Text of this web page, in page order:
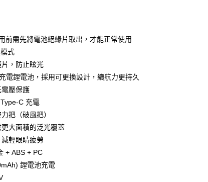
期 NT$430 21家銀行
行
行
兆豐國際商業銀行
行
業銀行
永豐商業銀行
行
公司
期
行
彰化商業銀行
行
行
業銀行
遠東國際商業銀行
公司
前需先將電池絕緣片取出，才能正常使用
式
，防止眩光
電鋰電池，採用可更換設計，續航力更持久
壓保護
C 充電
把（破風把）
大面積的泛光覆蓋
輕眼睛疲勞
+ ABS + PC
鋰電池充電